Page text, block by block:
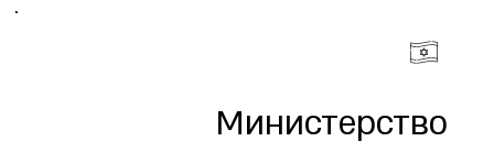
Министерство